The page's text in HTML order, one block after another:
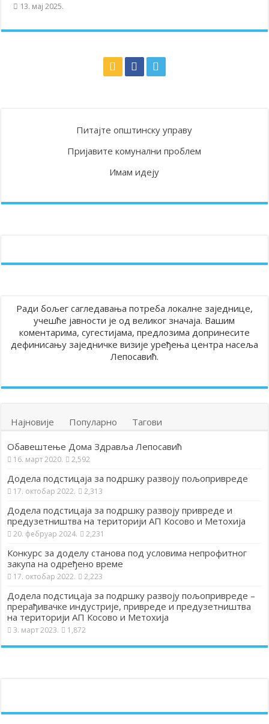
13. мај 2025.
Питајте општинску управу
Пријавите комунални проблем
Имам идеју
Ради бољег сагледавања потреба локалне заједнице,
учешће јавности је од великог значаја. Вашим
коментарима, сугестијама, предлозима допринесите
дефинисању заједничке визије уређења центра насеља
Лепосавић.
Најновије Популарно Тагови
Обавештење Дома Здравља Лепосавић
16. март 2020. 2,592
Додела подстицаја за подршку развоју пољопривреде
17. октобар 2022. 2,313
Додела подстицаја за подршку развоју привреде и
предузетништва на територији АП Косово и Метохија
20. фебруар 2024. 2,231
Конкурс за доделу станова под условима непрофитног
закупа на одређено време
17. октобар 2022. 2,223
Додела подстицаја за подршку развоју пољопривреде –
прерађивачке индустрије, привреде и предузетништва
на територији АП Косово и Метохија
3. март 2023. 1,872